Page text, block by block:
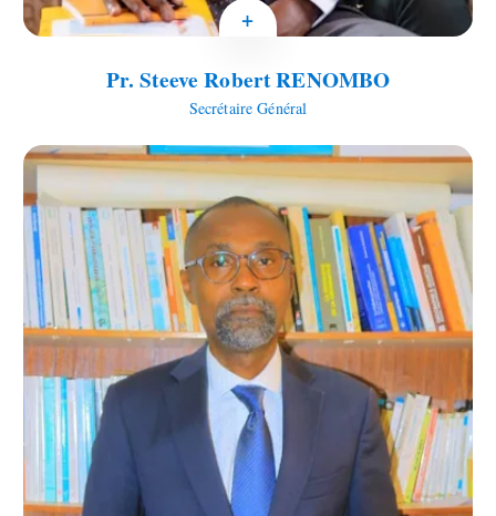
+
Pr. Steeve Robert RENOMBO
Secrétaire Général